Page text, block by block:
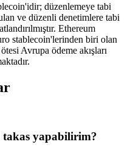
düzenlemeye tabi
ve düzenli denetimlere tabi
Ethereum
stablecoin'lerinden biri olan
Avrupa ödeme akışları
takas yapabilirim?